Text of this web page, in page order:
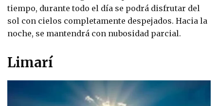
tiempo, durante todo el día se podrá disfrutar del
sol con cielos completamente despejados. Hacia la
noche, se mantendrá con nubosidad parcial.
Limarí